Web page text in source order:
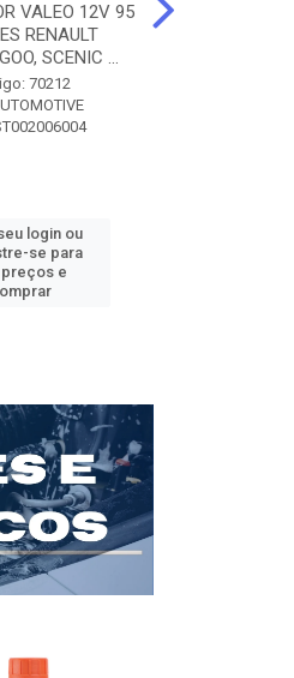
VALEO 12V 95
RENAULT
SCENIC ...
70212
login ou
se para
e